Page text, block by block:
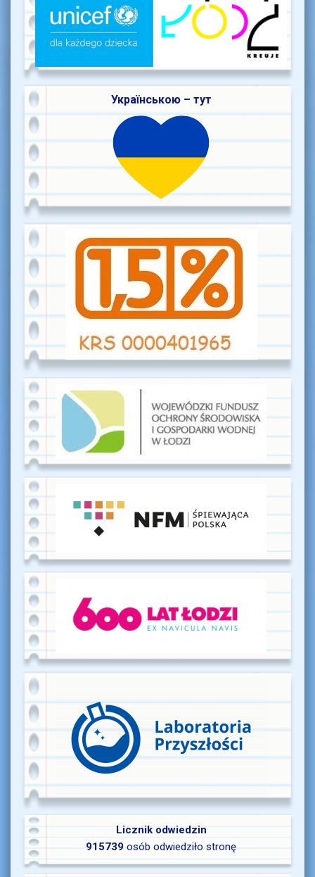
Українською – тут
Licznik odwiedzin
915739 osób odwiedziło stronę